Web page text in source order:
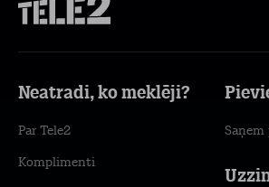
Neatradi, ko meklēji?
Par Tele2
Komplimenti
Saņem